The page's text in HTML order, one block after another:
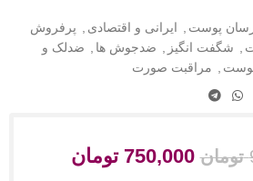
پوست ایرانی و اقتصادی
پرفروش
شگفت انگیز ضدجوش ها
ضدلک و
مراقبت صورت
تومان 750,000 تومان